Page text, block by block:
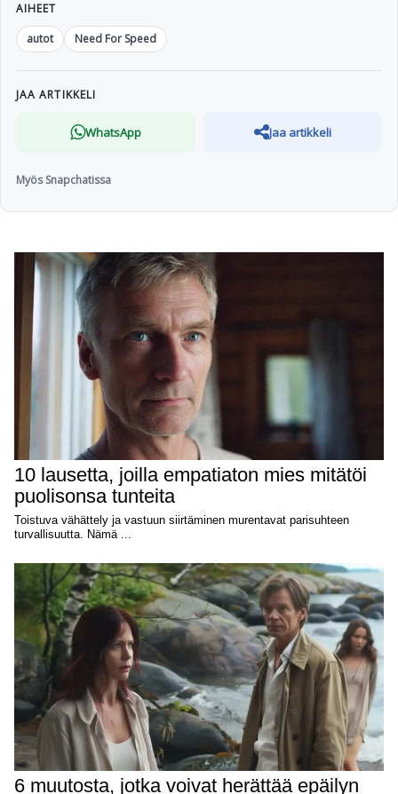
AIHEET
autot
Need For Speed
JAA ARTIKKELI
WhatsApp Jaa artikkeli
Myös Snapchatissa